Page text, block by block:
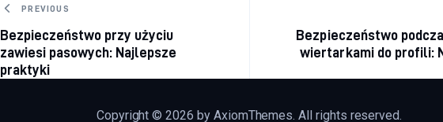
Nawigacja
wpisu
PREVIOUS
Bezpieczeństwo przy użyciu
zawiesi pasowych: Najlepsze
praktyki
Bezpieczeństwo
wiertarkami do profili:
Copyright © 2026 by AxiomThemes. All rights reserved.